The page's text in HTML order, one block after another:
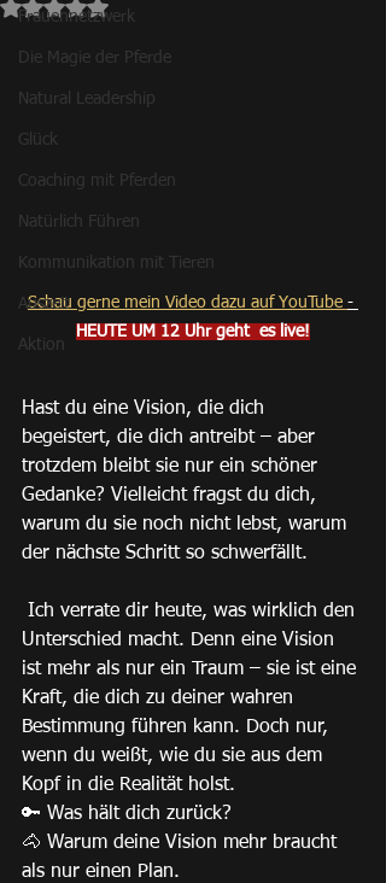
Frauennetzwerk
Die Magie der Pferde
Natural Leadership
Glück
Coaching mit Pferden
Natürlich Führen
Kommunikation mit Tieren
Auszeit
Aktion
Mit NaN von 5 Sternen bewertet.
Schau gerne mein Video dazu auf YouTube -
HEUTE UM 12 Uhr geht  es live!
Hast du eine Vision, die dich
begeistert, die dich antreibt – aber
trotzdem bleibt sie nur ein schöner
Gedanke? Vielleicht fragst du dich,
warum du sie noch nicht lebst, warum
der nächste Schritt so schwerfällt.
Unterschied macht. Denn eine Vision
ist mehr als nur ein Traum – sie ist eine
Kraft, die dich zu deiner wahren
Bestimmung führen kann. Doch nur,
wenn du weißt, wie du sie aus dem
Kopf in die Realität holst.
🔑 Was hält dich zurück?
🐴 Warum deine Vision mehr braucht
als nur einen Plan.